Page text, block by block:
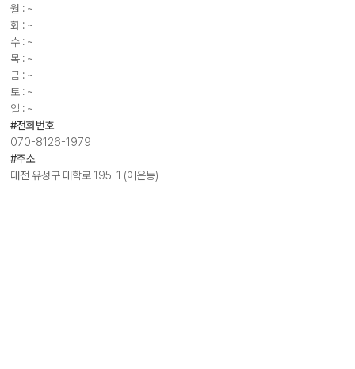
월 : ~
화 : ~
수 : ~
목 : ~
금 : ~
토 : ~
일 : ~
#전화번호
070-8126-1979
#주소
대전 유성구 대학로 195-1 (어은동)